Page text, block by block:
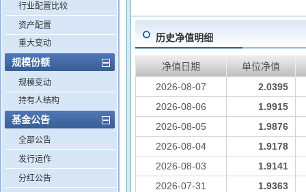
行业配置比较
资产配置
重大变动
规模份额
规模变动
持有人结构
基金公告
全部公告
发行运作
分红公告
历史净值明细
净值日期
单位净值
2026-08-07
2.0395
2026-08-06
1.9915
2026-08-05
1.9876
2026-08-04
1.9178
2026-08-03
1.9141
2026-07-31
1.9363